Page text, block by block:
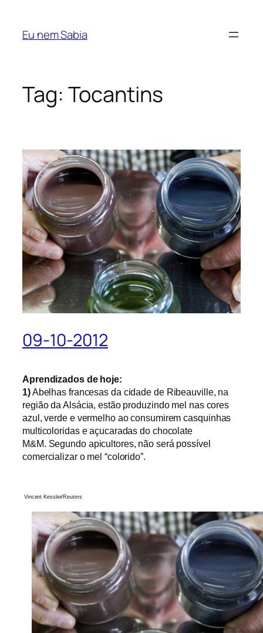
Eu nem Sabia
Tag: Tocantins
09-10-2012
Aprendizados de hoje:
1)Abelhas francesas da cidade de Ribeauville, na
região da Alsácia, estão produzindo mel nas cores
azul, verde e vermelho ao consumiremcasquinhas
multicoloridas e açucaradas do chocolate
M&M. Segundo apicultores, não será possível
comercializar o mel “colorido”.
Vincent Kessler/Reuters